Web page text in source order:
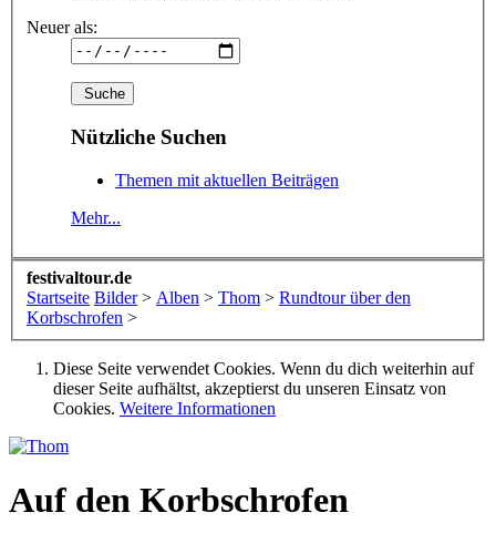
Neuer als:
Nützliche Suchen
Themen mit aktuellen Beiträgen
Mehr...
festivaltour.de
Startseite Bilder > Alben > Thom > Rundtour über den
Korbschrofen >
Diese Seite verwendet Cookies. Wenn du dich weiterhin auf
dieser Seite aufhältst, akzeptierst du unseren Einsatz von
Cookies. Weitere Informationen
Auf den Korbschrofen